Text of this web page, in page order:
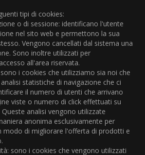
tipi di cookies:
o di sessione: identificano l'utente
nel sito web e permettono la sua
Vengono cancellati dal sistema una
Sono inoltre utilizzati per
all'area riservata.
i cookies che utilizziamo sia noi che
statistiche di navigazione che ci
il numero di utenti che arrivano
viste o numero di click effettuati su
analisi vengono utilizzate
anonima esclusivamente per
modo di migliorare l'offerta di prodotti e
sono i cookies che vengono utilizzati